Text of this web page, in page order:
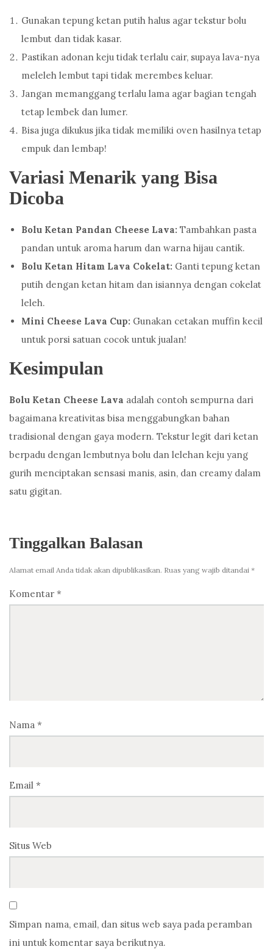
Gunakan tepung ketan putih halus agar tekstur bolu
lembut dan tidak kasar.
Pastikan adonan keju tidak terlalu cair, supaya lava-nya
meleleh lembut tapi tidak merembes keluar.
Jangan memanggang terlalu lama agar bagian tengah
tetap lembek dan lumer.
Bisa juga dikukus jika tidak memiliki oven hasilnya tetap
empuk dan lembap!
Variasi Menarik yang Bisa
Dicoba
Bolu Ketan Pandan Cheese Lava: Tambahkan pasta
pandan untuk aroma harum dan warna hijau cantik.
Bolu Ketan Hitam Lava Cokelat: Ganti tepung ketan
putih dengan ketan hitam dan isiannya dengan cokelat
leleh.
Mini Cheese Lava Cup: Gunakan cetakan muffin kecil
untuk porsi satuan cocok untuk jualan!
Kesimpulan
Bolu Ketan Cheese Lava adalah contoh sempurna dari
bagaimana kreativitas bisa menggabungkan bahan
tradisional dengan gaya modern. Tekstur legit dari ketan
berpadu dengan lembutnya bolu dan lelehan keju yang
gurih menciptakan sensasi manis, asin, dan creamy dalam
satu gigitan.
Tinggalkan Balasan
Alamat email Anda tidak akan dipublikasikan. Ruas yang wajib ditandai *
Komentar *
Nama *
Email *
Situs Web
Simpan nama, email, dan situs web saya pada peramban
ini untuk komentar saya berikutnya.